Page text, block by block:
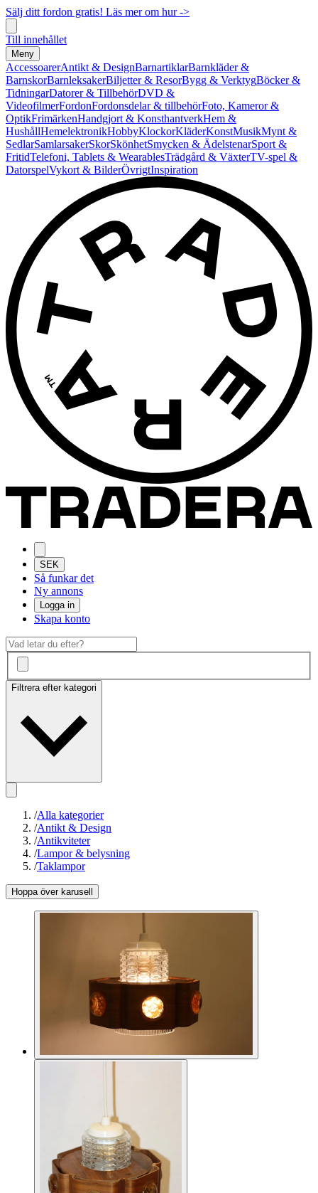
Sälj ditt fordon gratis! Läs mer om hur ->
Till innehållet
Meny
AccessoarerAntikt & DesignBarnartiklarBarnkläder &
BarnskorBarnleksakerBiljetter & ResorBygg & VerktygBöcker &
TidningarDatorer & TillbehörDVD &
VideofilmerFordonFordonsdelar & tillbehörFoto, Kameror &
OptikFrimärkenHandgjort & KonsthantverkHem &
HushållHemelektronikHobbyKlockorKläderKonstMusikMynt &
SedlarSamlarsakerSkorSkönhetSmycken & ÄdelstenarSport &
FritidTelefoni, Tablets & WearablesTrädgård & VäxterTV-spel &
DatorspelVykort & BilderÖvrigtInspiration
SEK
Så funkar det
Ny annons
Logga in
Skapa konto
Filtrera efter kategori
/Alla kategorier
/Antikt & Design
/Antikviteter
/Lampor & belysning
/Taklampor
Hoppa över karusell